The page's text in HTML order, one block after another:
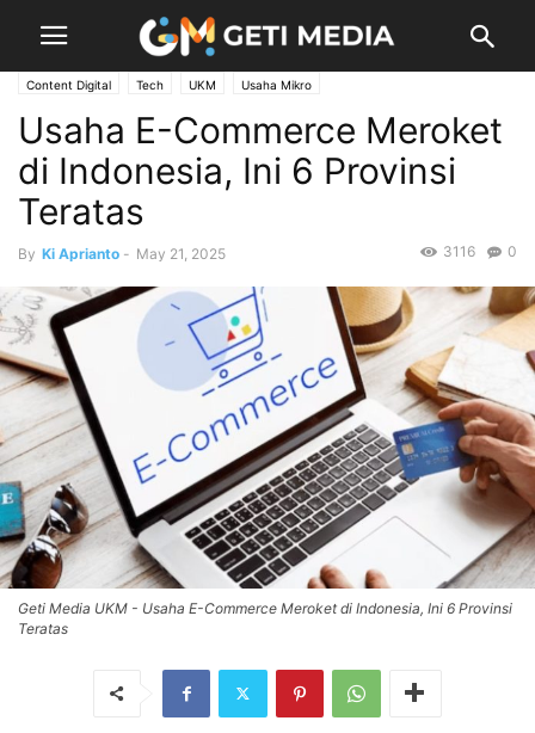
Content Digital Tech UKM Usaha Mikro
Usaha E-Commerce Meroket
di Indonesia, Ini 6 Provinsi
Teratas
By Ki Aprianto - May 21, 2025 0
3116
Geti Media UKM - Usaha E-Commerce Meroket di Indonesia, Ini 6 Provinsi
Teratas